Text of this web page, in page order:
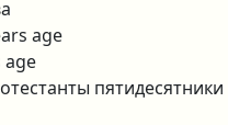
age
age
пятидесятники